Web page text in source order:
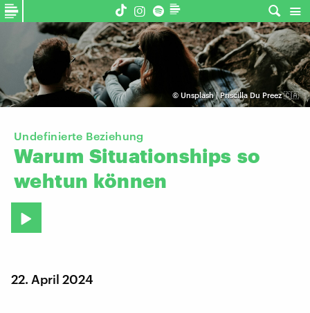
© Unsplash | Priscilla Du Preez 🇨🇦
Undefinierte Beziehung
Warum Situationships so
wehtun können
22. April 2024